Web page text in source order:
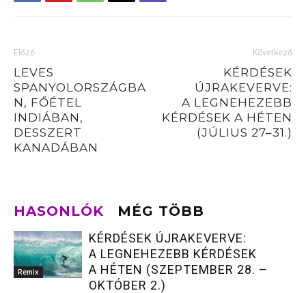
Előző
LEVES
SPANYOLORSZÁGBA
N, FŐÉTEL
INDIÁBAN,
DESSZERT
KANADÁBAN
Következő
KÉRDÉSEK
ÚJRAKEVERVE:
A LEGNEHEZEBB
KÉRDÉSEK A HÉTEN
(JÚLIUS 27–31.)
HASONLÓK MÉG TÖBB
Remix
KÉRDÉSEK ÚJRAKEVERVE:
A LEGNEHEZEBB KÉRDÉSEK
A HÉTEN (SZEPTEMBER 28. –
OKTÓBER 2.)